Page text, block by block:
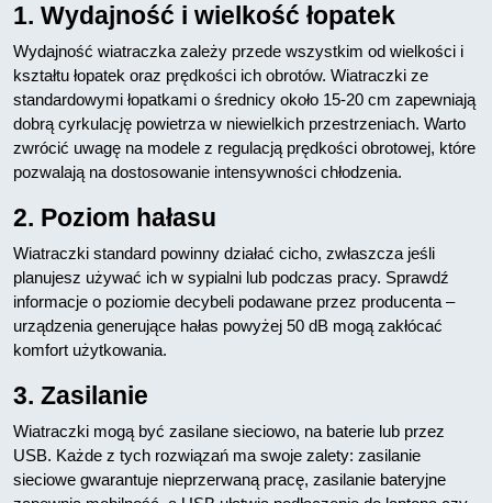
1. Wydajność i wielkość łopatek
Wydajność wiatraczka zależy przede wszystkim od wielkości i
kształtu łopatek oraz prędkości ich obrotów. Wiatraczki ze
standardowymi łopatkami o średnicy około 15-20 cm zapewniają
dobrą cyrkulację powietrza w niewielkich przestrzeniach. Warto
zwrócić uwagę na modele z regulacją prędkości obrotowej, które
pozwalają na dostosowanie intensywności chłodzenia.
2. Poziom hałasu
Wiatraczki standard powinny działać cicho, zwłaszcza jeśli
planujesz używać ich w sypialni lub podczas pracy. Sprawdź
informacje o poziomie decybeli podawane przez producenta –
urządzenia generujące hałas powyżej 50 dB mogą zakłócać
komfort użytkowania.
3. Zasilanie
Wiatraczki mogą być zasilane sieciowo, na baterie lub przez
USB. Każde z tych rozwiązań ma swoje zalety: zasilanie
sieciowe gwarantuje nieprzerwaną pracę, zasilanie bateryjne